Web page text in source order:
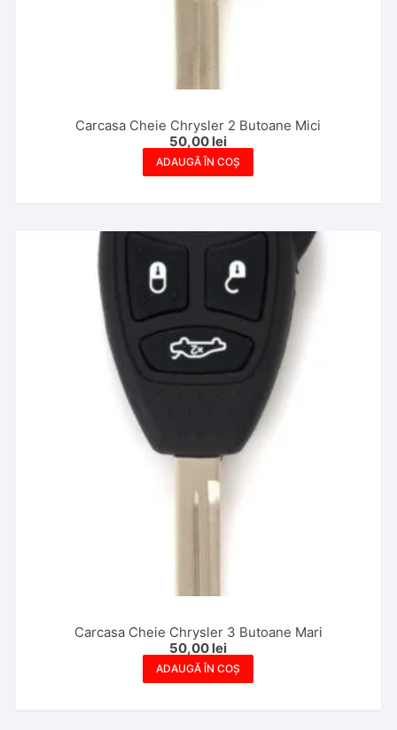
Carcasa Cheie Chrysler 2 Butoane Mici
50,00 lei
ADAUGĂ ÎN COȘ
Carcasa Cheie Chrysler 3 Butoane Mari
50,00 lei
ADAUGĂ ÎN COȘ